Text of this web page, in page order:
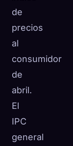
de
precios
al
consumidor
de
abril.
El
IPC
general